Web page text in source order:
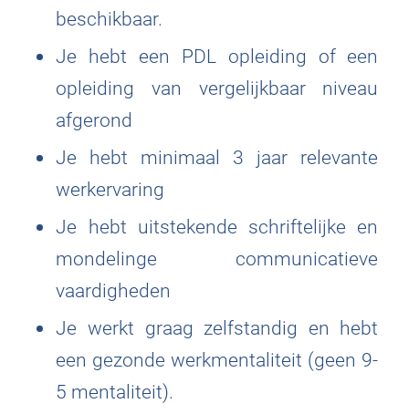
beschikbaar.
Je hebt een PDL opleiding of een
opleiding van vergelijkbaar niveau
afgerond
Je hebt minimaal 3 jaar relevante
werkervaring
Je hebt uitstekende schriftelijke en
mondelinge communicatieve
vaardigheden
Je werkt graag zelfstandig en hebt
een gezonde werkmentaliteit (geen 9-
5 mentaliteit).